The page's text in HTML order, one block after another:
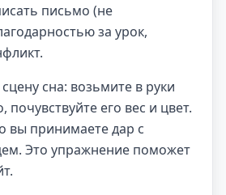
письмо (не
за урок,
сна: возьмите в руки
почувствуйте его вес и цвет.
вы принимаете дар с
Это упражнение поможет